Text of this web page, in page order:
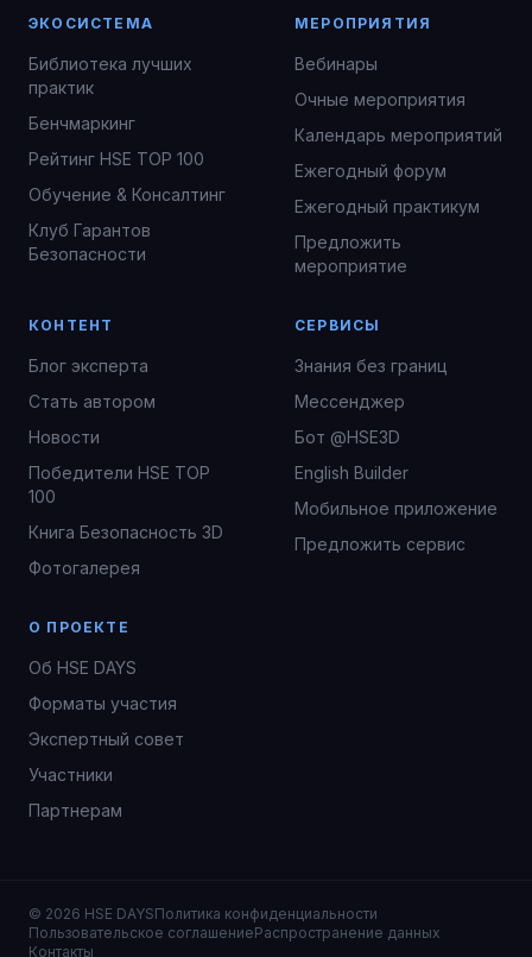
Мы используем cookie для лучшей работы сайта
Уведомление о файлах cookie
ЭКОСИСТЕМА
Библиотека лучших
практик
Бенчмаркинг
Рейтинг HSE TOP 100
Обучение & Консалтинг
Клуб Гарантов
Безопасности
МЕРОПРИЯТИЯ
Вебинары
Очные мероприятия
Календарь мероприятий
Ежегодный форум
Ежегодный практикум
Предложить
мероприятие
КОНТЕНТ
Блог эксперта
Стать автором
Новости
Победители HSE TOP
100
Книга Безопасность 3D
Фотогалерея
СЕРВИСЫ
Знания без границ
Мессенджер
Бот @HSE3D
English Builder
Мобильное приложение
Предложить сервис
О ПРОЕКТЕ
Об HSE DAYS
Форматы участия
Экспертный совет
Участники
Партнерам
© 2026 HSE DAYSПолитика конфиденциальности
Пользовательское соглашениеРаспространение данных
Контакты